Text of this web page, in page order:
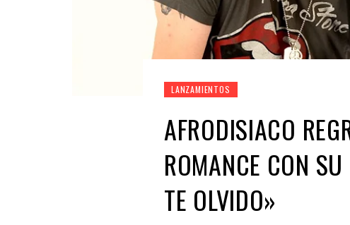
LANZAMIENTOS
AFRODISIACO
ROMANCE CON
TE OLVIDO»